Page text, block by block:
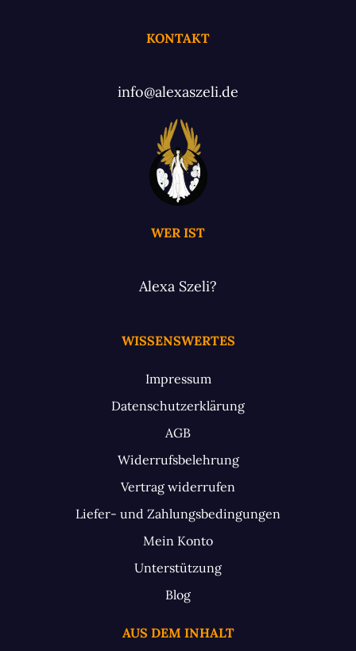
KONTAKT
info@alexaszeli.de
WER IST
Alexa Szeli?
WISSENSWERTES
Impressum
Datenschutzerklärung
AGB
Widerrufsbelehrung
Vertrag widerrufen
Liefer- und Zahlungsbedingungen
Mein Konto
Unterstützung
Blog
AUS DEM INHALT